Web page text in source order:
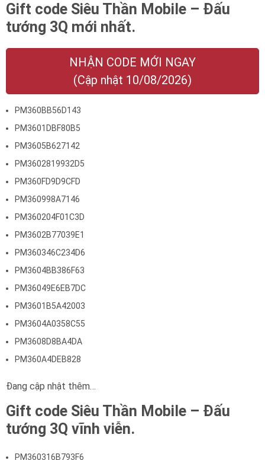
Gift code Siêu Thần Mobile – Đấu
tướng 3Q mới nhất.
NHẬN CODE MỚI NGAY
(Cập nhật 10/08/2026)
PM360BB56D143
PM3601DBF80B5
PM3605B627142
PM3602819932D5
PM360FD9D9CFD
PM360998A7146
PM360204F01C3D
PM3602B77039E1
PM360346C234D6
PM3604BB386F63
PM36049E6EB7DC
PM3601B5A42003
PM3604A0358C55
PM3608D8BA4DA
PM360A4DEB828
Đang cập nhật thêm…
Gift code Siêu Thần Mobile – Đấu
tướng 3Q vĩnh viễn.
PM360316B793F6